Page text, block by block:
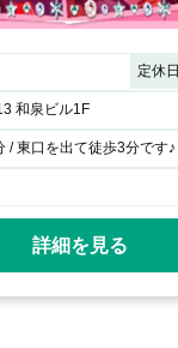
定休日
和泉ビル1F
/ 東口を出て徒歩3分です♪
詳細を見る